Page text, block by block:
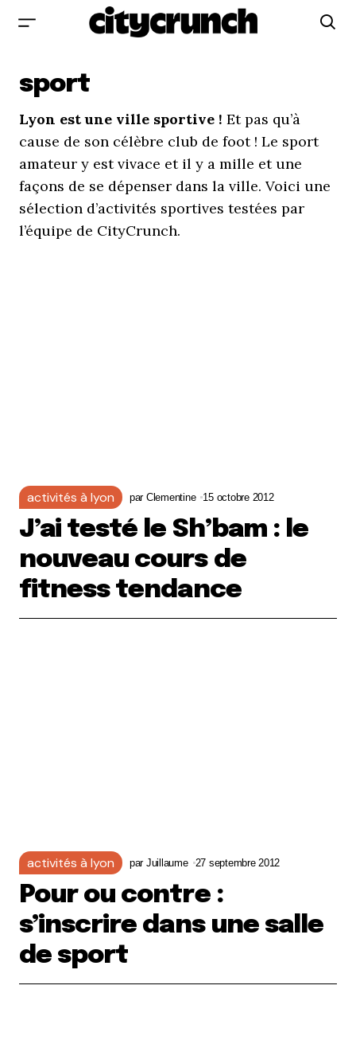
sport
Lyon est une ville sportive ! Et pas qu’à
cause de son célèbre club de foot ! Le sport
amateur y est vivace et il y a mille et une
façons de se dépenser dans la ville. Voici une
sélection d’activités sportives testées par
l’équipe de CityCrunch.
activités à lyon par Clementine 15 octobre 2012
J’ai testé le Sh’bam : le
nouveau cours de
fitness tendance
activités à lyon par Juillaume 27 septembre 2012
Pour ou contre :
s’inscrire dans une salle
de sport